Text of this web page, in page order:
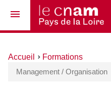
Vous
ici :
Accueil
Formations
Management / Organisation